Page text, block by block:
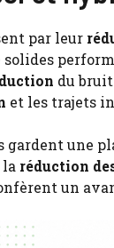
par leur
du
et les trajets
gardent une
la réduction
un